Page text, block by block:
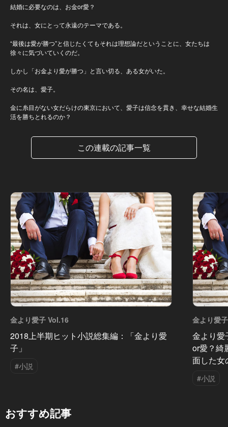
結婚に必要なのは、お金or愛？
それは、女にとって永遠のテーマである。
“最後は愛が勝つ”と信じたくてもそれは理想論だということに、女たちは
徐々に気づいていくのだ。
しかし「お金より愛が勝つ」と言い切る、ある女がいた。
その名は、愛子。
金に糸目がない女だらけの東京において、愛子は信念を貫き、幸せな結婚生
活を勝ちとれるのか？
この連載の記事一覧
金より愛子 Vol.16
2018上半期ヒット小説総集編：「金より愛
子」
#小説
金より愛
金より愛
or愛？綺
面した女
#小説
おすすめ記事